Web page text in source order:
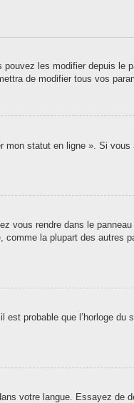
les modifier depuis le
de modifier tous vos
mon statut en ligne ». Si
rendre dans le
la plupart des autres
probable que l’horloge
votre langue. Essayez de